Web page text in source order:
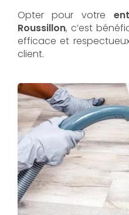
Opter pour votre
Roussillon, c’est
efficace et
client.